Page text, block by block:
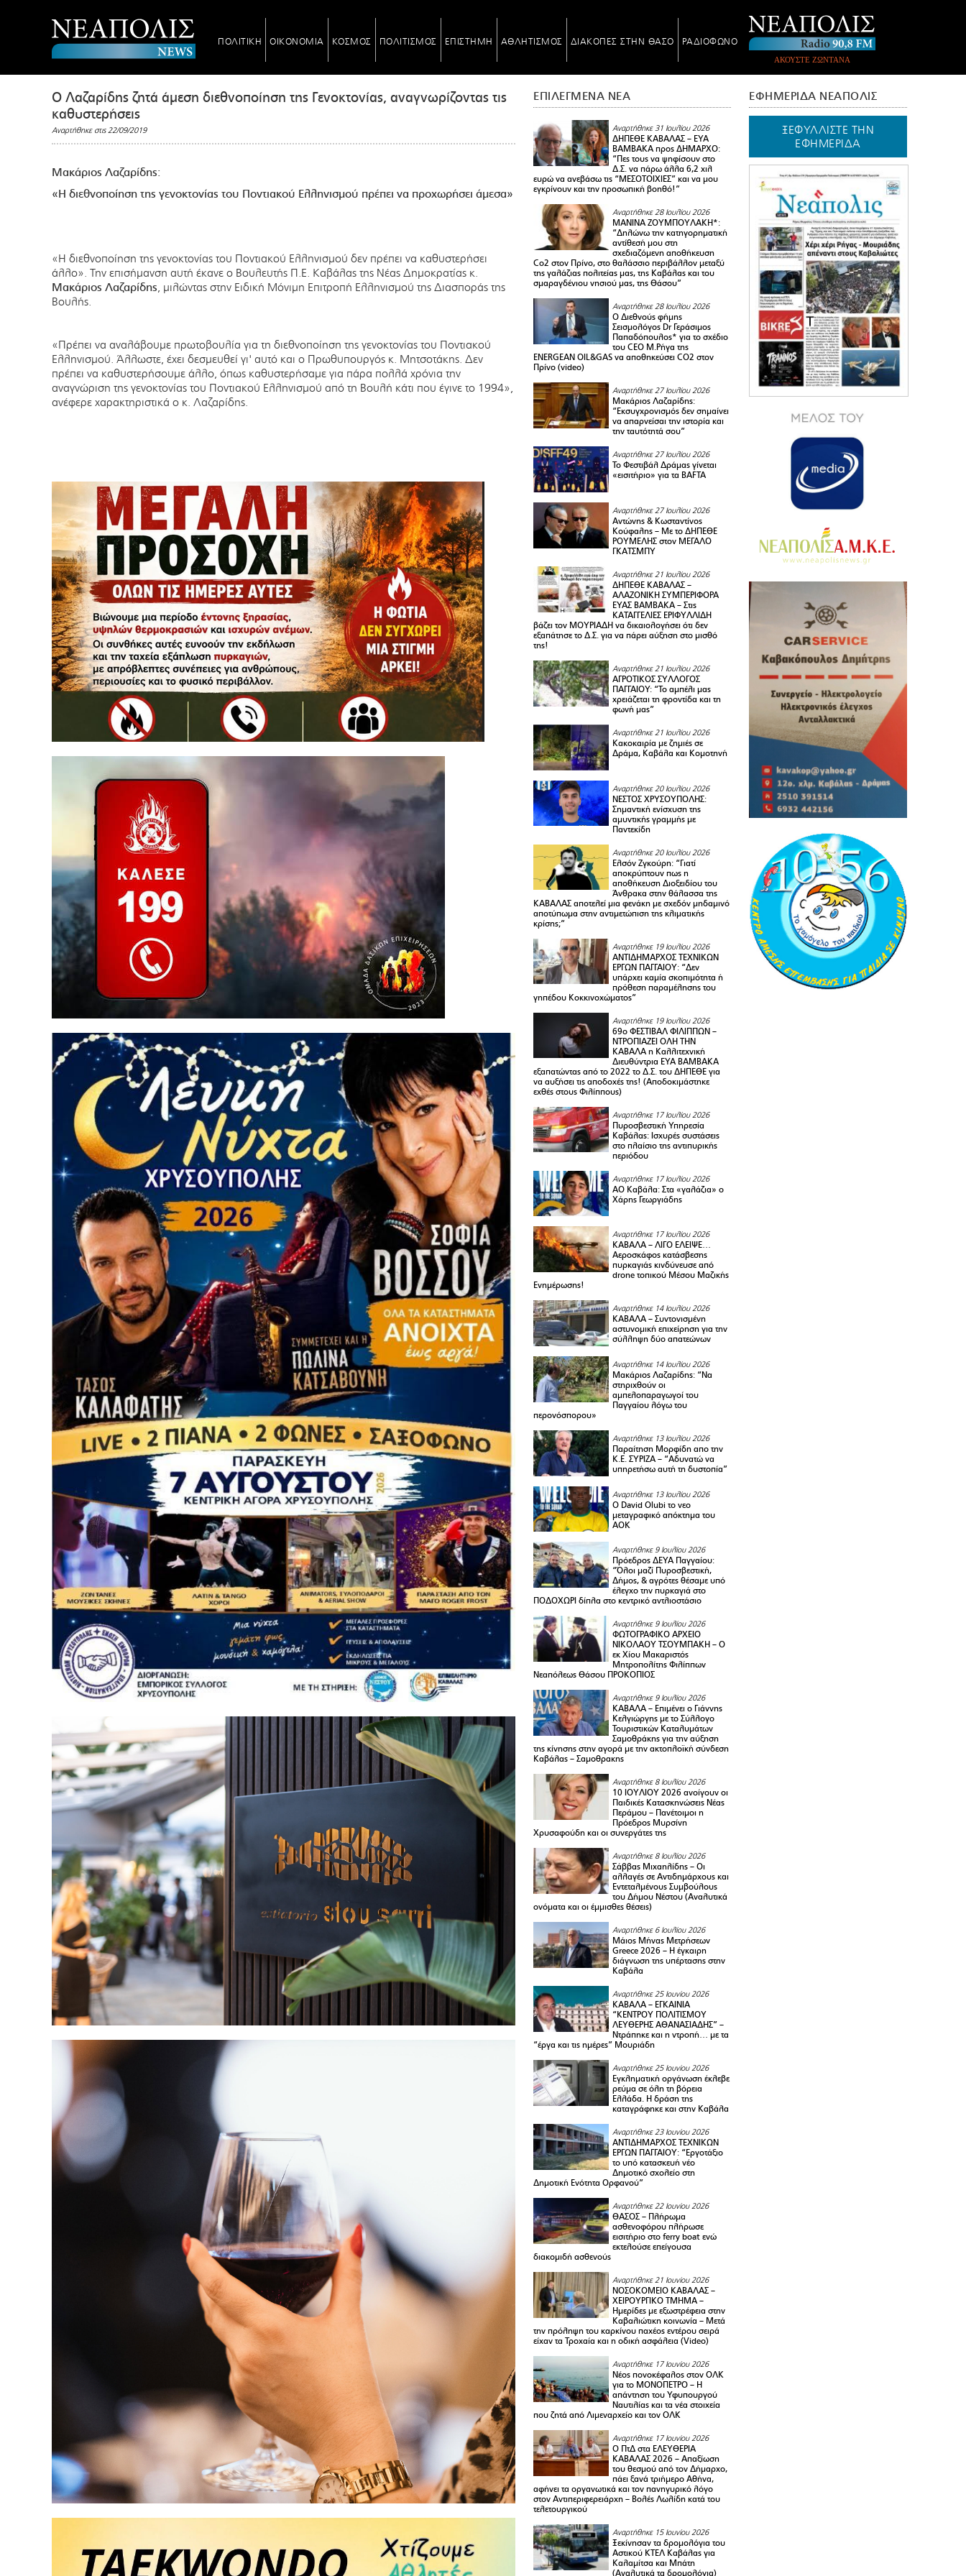
ΠΟΛΙΤΙΚΗ ΟΙΚΟΝΟΜΙΑ ΚΟΣΜΟΣ ΠΟΛΙΤΙΣΜΟΣ ΕΠΙΣΤΗΜΗ ΑΘΛΗΤΙΣΜΟΣ ΔΙΑΚΟΠΕΣ ΣΤΗΝ ΘΑΣΟ ΡΑΔΙΟΦΩΝΟ
ΑΚΟΥΣΤΕ ΖΩΝΤΑΝΑ
O Λαζαρίδης ζητά άμεση διεθνοποίηση της Γενοκτονίας, αναγνωρίζοντας τις
καθυστερήσεις
Αναρτήθηκε στις 22/09/2019
Μακάριος Λαζαρίδης:
«Η διεθνοποίηση της γενοκτονίας του Ποντιακού Ελληνισμού πρέπει να προχωρήσει άμεσα»
«Η διεθνοποίηση της γενοκτονίας του Ποντιακού Ελληνισμού δεν πρέπει να καθυστερήσει
άλλο». Την επισήμανση αυτή έκανε ο Βουλευτής Π.Ε. Καβάλας της Νέας Δημοκρατίας κ.
Μακάριος Λαζαρίδης, μιλώντας στην Ειδική Μόνιμη Επιτροπή Ελληνισμού της Διασποράς της
Βουλής.
«Πρέπει να αναλάβουμε πρωτοβουλία για τη διεθνοποίηση της γενοκτονίας του Ποντιακού
Ελληνισμού. Άλλωστε, έχει δεσμευθεί γι' αυτό και ο Πρωθυπουργός κ. Μητσοτάκης. Δεν
πρέπει να καθυστερήσουμε άλλο, όπως καθυστερήσαμε για πάρα πολλά χρόνια την
αναγνώριση της γενοκτονίας του Ποντιακού Ελληνισμού από τη Βουλή κάτι που έγινε το 1994»,
ανέφερε χαρακτηριστικά ο κ. Λαζαρίδης.
ΕΠΙΛΕΓΜΕΝΑ ΝΕΑ
Αναρτήθηκε 31 Ιουλίου 2026
ΔΗΠΕΘΕ ΚΑΒΑΛΑΣ – ΕΥΑ
ΒΑΜΒΑΚΑ προς ΔΗΜΑΡΧΟ:
“Πες τους να ψηφίσουν στο
Δ.Σ. να πάρω άλλα 6,2 χιλ
ευρώ να ανεβάσω τις “ΜΕΣΟΤΟΙΧΙΕΣ” και να μου
εγκρίνουν και την προσωπική βοηθό!”
Αναρτήθηκε 28 Ιουλίου 2026
ΜΑΝΙΝΑ ΖΟΥΜΠΟΥΛΑΚΗ*:
“Δηλώνω την κατηγορηματική
αντίθεσή μου στη
σχεδιαζόμενη αποθήκευση
Co2 στον Πρίνο, στο θαλάσσιο περιβάλλον μεταξύ
της γαλάζιας πολιτείας μας, της Καβάλας και του
σμαραγδένιου νησιού μας, της Θάσου”
Αναρτήθηκε 28 Ιουλίου 2026
Ο Διεθνούς φήμης
Σεισμολόγος Dr Γεράσιμος
Παπαδόπουλος* για το σχέδιο
του CEO M.Ρήγα της
ENERGEAN OIL&GAS να αποθηκεύσει CO2 στον
Πρίνο (video)
Αναρτήθηκε 27 Ιουλίου 2026
Μακάριος Λαζαρίδης:
“Εκσυγχρονισμός δεν σημαίνει
να απαρνείσαι την ιστορία και
την ταυτότητά σου”
Αναρτήθηκε 27 Ιουλίου 2026
Το Φεστιβάλ Δράμας γίνεται
«εισιτήριο» για τα BAFTA
Αναρτήθηκε 27 Ιουλίου 2026
Αντώνης & Κωσταντίνος
Κούφαλης – Με το ΔΗΠΕΘΕ
ΡΟΥΜΕΛΗΣ στον ΜΕΓΑΛΟ
ΓΚΑΤΣΜΠΥ
Αναρτήθηκε 21 Ιουλίου 2026
ΔΗΠΕΘΕ ΚΑΒΑΛΑΣ –
ΑΛΑΖΟΝΙΚΗ ΣΥΜΠΕΡΙΦΟΡΑ
ΕΥΑΣ ΒΑΜΒΑΚΑ – Στις
ΚΑΤΑΓΓΕΛΙΕΣ ΕΡΙΦΥΛΛΙΔΗ
βάζει τον ΜΟΥΡΙΑΔΗ να δικαιολογήσει ότι δεν
εξαπάτησε το Δ.Σ. για να πάρει αύξηση στο μισθό
της!
Αναρτήθηκε 21 Ιουλίου 2026
ΑΓΡΟΤΙΚΟΣ ΣΥΛΛΟΓΟΣ
ΠΑΓΓΑΙΟY: “Το αμπέλι μας
χρειάζεται τη φροντίδα και τη
φωνή μας”
Αναρτήθηκε 21 Ιουλίου 2026
Κακοκαιρία με ζημιές σε
Δράμα, Καβάλα και Κομοτηνή
Αναρτήθηκε 20 Ιουλίου 2026
ΝΕΣΤΟΣ ΧΡΥΣΟΥΠΟΛΗΣ:
Σημαντική ενίσχυση της
αμυντικής γραμμής με
Παντεκίδη
Αναρτήθηκε 20 Ιουλίου 2026
Ελσόν Ζγκούρη: “Γιατί
αποκρύπτουν πως η
αποθήκευση Διοξειδίου του
Άνθρακα στην θάλασσα της
ΚΑΒΑΛΑΣ αποτελεί μια φενάκη με σχεδόν μηδαμινό
αποτύπωμα στην αντιμετώπιση της κλιματικής
κρίσης;”
Αναρτήθηκε 19 Ιουλίου 2026
ΑΝΤΙΔΗΜΑΡΧΟΣ ΤΕΧΝΙΚΩΝ
ΕΡΓΩΝ ΠΑΓΓΑΙΟΥ: “Δεν
υπάρχει καμία σκοπιμότητα ή
πρόθεση παραμέλησης του
γηπέδου Κοκκινοχώματος”
Αναρτήθηκε 19 Ιουλίου 2026
69ο ΦΕΣΤΙΒΑΛ ΦΙΛΙΠΠΩΝ –
ΝΤΡΟΠΙΑΖΕΙ ΟΛΗ ΤΗΝ
ΚΑΒΑΛΑ η Καλλιτεχνική
Διευθύντρια ΕΥΑ ΒΑΜΒΑΚΑ
εξαπατώντας από το 2022 το Δ.Σ. του ΔΗΠΕΘΕ για
να αυξήσει τις αποδοχές της! (Αποδοκιμάστηκε
εχθές στους Φιλίππους)
Αναρτήθηκε 17 Ιουλίου 2026
Πυροσβεστική Υπηρεσία
Καβάλας: Ισχυρές συστάσεις
στο πλαίσιο της αντιπυρικής
περιόδου
Αναρτήθηκε 17 Ιουλίου 2026
ΑΟ Καβάλα: Στα «γαλάζια» ο
Χάρης Γεωργιάδης
Αναρτήθηκε 17 Ιουλίου 2026
ΚΑΒΑΛΑ – ΛΙΓΟ ΕΛΕΙΨΕ…
Αεροσκάφος κατάσβεσης
πυρκαγιάς κινδύνευσε από
drone τοπικού Μέσου Μαζικής
Ενημέρωσης!
Αναρτήθηκε 14 Ιουλίου 2026
ΚΑΒΑΛΑ – Συντονισμένη
αστυνομική επιχείρηση για την
σύλληψη δύο απατεώνων
Αναρτήθηκε 14 Ιουλίου 2026
Μακάριος Λαζαρίδης: “Να
στηριχθούν οι
αμπελοπαραγωγοί του
Παγγαίου λόγω του
περονόσπορου»
Αναρτήθηκε 13 Ιουλίου 2026
Παραίτηση Μορφίδη απο την
Κ.Ε. ΣΥΡΙΖΑ – “Αδυνατώ να
υπηρετήσω αυτή τη δυστοπία”
Αναρτήθηκε 13 Ιουλίου 2026
Ο David Olubi το νεο
μεταγραφικό απόκτημα του
ΑΟΚ
Αναρτήθηκε 9 Ιουλίου 2026
Πρόεδρος ΔΕΥΑ Παγγαίου:
“Όλοι μαζί Πυροσβεστική,
Δήμος, & αγρότες θέσαμε υπό
έλεγχο την πυρκαγιά στο
ΠΟΔΟΧΩΡΙ δίπλα στο κεντρικό αντλιοστάσιο
Αναρτήθηκε 9 Ιουλίου 2026
ΦΩΤΟΓΡΑΦΙΚΟ ΑΡΧΕΙΟ
ΝΙΚΟΛΑΟΥ ΤΣΟΥΜΠΑΚΗ – Ο
εκ Χίου Μακαριστός
Μητροπολίτης Φιλίππων
Νεαπόλεως Θάσου ΠΡΟΚΟΠΙΟΣ
Αναρτήθηκε 9 Ιουλίου 2026
ΚΑΒΑΛΑ – Επιμένει ο Γιάννης
Κελγιώργης με το Σύλλογο
Τουριστικών Καταλυμάτων
Σαμοθράκης για την αύξηση
της κίνησης στην αγορά με την ακτοπλοϊκή σύνδεση
Καβάλας – Σαμοθρακης
Αναρτήθηκε 8 Ιουλίου 2026
10 ΙΟΥΛΙΟΥ 2026 ανοίγουν οι
Παιδικές Κατασκηνώσεις Νέας
Περάμου – Πανέτοιμοι η
Πρόεδρος Μυρσίνη
Χρυσαφούδη και οι συνεργάτες της
Αναρτήθηκε 8 Ιουλίου 2026
Σάββας Μιχαηλίδης – Οι
αλλαγές σε Αντιδημάρχους και
Εντεταλμένους Συμβούλους
του Δήμου Νέστου (Αναλυτικά
ονόματα και οι έμμισθες θέσεις)
Αναρτήθηκε 6 Ιουλίου 2026
Μάιος Μήνας Μετρήσεων
Greece 2026 – H έγκαιρη
διάγνωση της υπέρτασης στην
Καβάλα
Αναρτήθηκε 25 Ιουνίου 2026
ΚΑΒΑΛΑ – ΕΓΚΑΙΝΙΑ
“ΚΕΝΤΡΟΥ ΠΟΛΙΤΙΣΜΟΥ
ΛΕΥΘΕΡΗΣ ΑΘΑΝΑΣΙΑΔΗΣ” –
Ντράπηκε και η ντροπή… με τα
“έργα και τις ημέρες” Μουριάδη
Αναρτήθηκε 25 Ιουνίου 2026
Εγκληματική οργάνωση έκλεβε
ρεύμα σε όλη τη βόρεια
Ελλάδα. Η δράση της
καταγράφηκε και στην Καβάλα
Αναρτήθηκε 23 Ιουνίου 2026
ΑΝΤΙΔΗΜΑΡΧΟΣ ΤΕΧΝΙΚΩΝ
ΕΡΓΩΝ ΠΑΓΓΑΙΟΥ: “Εργοτάξιο
το υπό κατασκευή νέο
Δημοτικό σχολείο στη
Δημοτική Ενότητα Ορφανού”
Αναρτήθηκε 22 Ιουνίου 2026
ΘΑΣΟΣ – Πλήρωμα
ασθενοφόρου πλήρωσε
εισιτήριο στο ferry boat ενώ
εκτελούσε επείγουσα
διακομιδή ασθενούς
Αναρτήθηκε 21 Ιουνίου 2026
ΝΟΣΟΚΟΜΕΙΟ ΚΑΒΑΛΑΣ –
ΧΕΙΡΟΥΡΓΙΚΟ ΤΜΗΜΑ –
Ημερίδες με εξωστρέφεια στην
Καβαλιώτικη κοινωνία – Μετά
την πρόληψη του καρκίνου παχέος εντέρου σειρά
είχαν τα Τροχαία και η οδική ασφάλεια (Video)
Αναρτήθηκε 17 Ιουνίου 2026
Νέος πονοκέφαλος στον ΟΛΚ
για το ΜΟΝΟΠΕΤΡΟ – Η
απάντηση του Υφυπουργού
Ναυτιλίας και τα νέα στοιχεία
που ζητά από Λιμεναρχείο και τον ΟΛΚ
Αναρτήθηκε 17 Ιουνίου 2026
Ο ΠτΔ στα ΕΛΕΥΘΕΡΙΑ
ΚΑΒΑΛΑΣ 2026 – Απαξίωση
του θεσμού από τον Δήμαρχο,
πάει ξανά τριήμερο Αθήνα,
αφήνει τα οργανωτικά και τον πανηγυρικό λόγο
στον Αντιπεριφερειάρχη – Βολές Λωλίδη κατά του
τελετουργικού
Αναρτήθηκε 15 Ιουνίου 2026
Ξεκίνησαν τα δρομολόγια του
Αστικού ΚΤΕΛ Καβάλας για
Καλαμίτσα και Μπάτη
(Αναλυτικά τα δρομολόγια)
ΕΦΗΜΕΡΙΔΑ ΝΕΑΠΟΛΙΣ
ΞΕΦΥΛΛΙΣΤΕ ΤΗΝ
ΕΦΗΜΕΡΙΔΑ